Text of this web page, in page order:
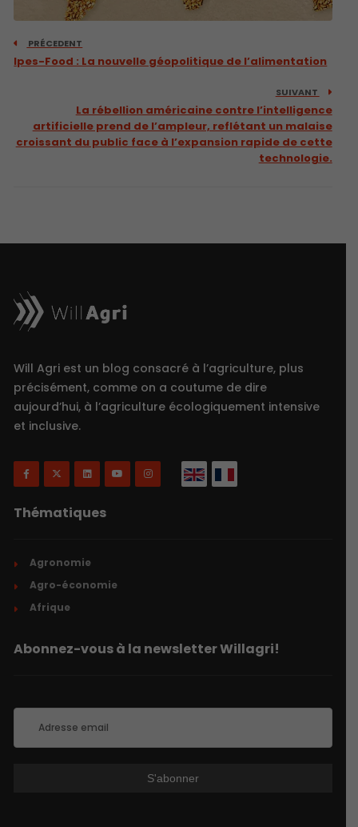
PRÉCEDENT
Ipes-Food : La nouvelle géopolitique de l’alimentation
SUIVANT
La rébellion américaine contre l’intelligence
artificielle prend de l’ampleur, reflétant un malaise
croissant du public face à l’expansion rapide de cette
technologie.
Will Agri est un blog consacré à l’agriculture, plus
précisément, comme on a coutume de dire
aujourd’hui, à l’agriculture écologiquement intensive
et inclusive.
Thématiques
Agronomie
Agro-économie
Afrique
Abonnez-vous à la newsletter Willagri!